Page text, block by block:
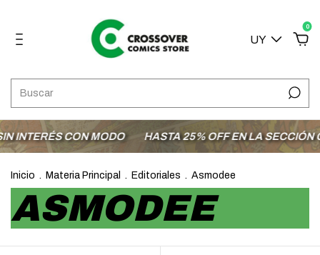
UY
0
MODO HASTA 25% OFF EN LA SECCIÓN OFERTAS
Inicio . Materia Principal . Editoriales . Asmodee
ASMODEE